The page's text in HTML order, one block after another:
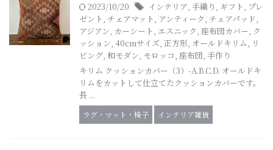
2023/10/20 インテリア, 手織り , ギフト, プレ
ゼント, チェアマット, アンティーク, チェアパッド,
アジアン, カーシート, エスニック, 座布団カバー, ク
ッション, 40cmサイズ, 正方形, オールドキリム, リ
ビング, 和モダン, モロッコ, 座布団, 手作り
キリム クッションカバー（3）-A.B.C.D. オールドキ
リムをカットして仕立てたクッションカバーです。
長 ...
ラグ・マット・椅子 インテリア雑貨